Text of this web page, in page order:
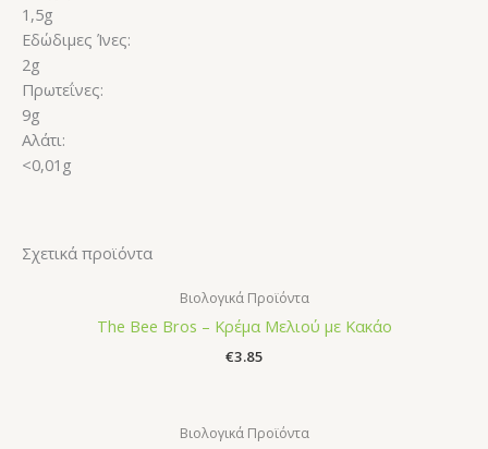
1,5g
Εδώδιμες Ίνες:
2g
Πρωτεΐνες:
9g
Αλάτι:
<0,01g
Σχετικά προϊόντα
Βιολογικά Προϊόντα
The Bee Bros – Κρέμα Μελιού με Κακάο
€3.85
Βιολογικά Προϊόντα